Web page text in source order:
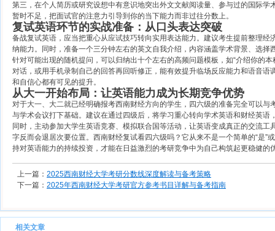
第三，在个人简历或研究设想中有意识地突出外文文献阅读量、参与过的国际
暂时不足，把面试官的注意力引导到你的当下能力而非过往分数上。
复试英语环节的实战准备：从口头表达突破
备战复试英语，应当把重心从应试技巧转向实用表达能力。建议考生提前整理
纳能力。同时，准备一个三分钟左右的英文自我介绍，内容涵盖学术背景、选
针对可能出现的随机提问，可以归纳出十个左右的高频问题模板，如“介绍你的
对话，或用手机录制自己的回答再回听修正，能有效提升临场反应能力和语音
和自信心都有可见的提升。
从大一开始布局：让英语能力成为长期竞争优势
对于大一、大二就已经明确报考西南财经方向的学生，四六级的准备完全可以
与学术会议打下基础。建议在通过四级后，将学习重心转向学术英语和财经英
同时，主动参加大学生英语竞赛、模拟联合国等活动，让英语变成真正的交流
字反而会退居次要位置。西南财经复试看四六级吗？它从来不是一个简单的“是
持对英语能力的持续投资，才能在日益激烈的考研竞争中为自己构筑起更稳健的
上一篇： 2025西南财经大学考研分数线深度解读与备考策略
下一篇： 2025年西南财经大学考研官方参考书目详解与备考指南
相关文章